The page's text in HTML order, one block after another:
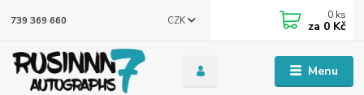
Menu
CZK
739 369 660 0 ks
za 0 Kč